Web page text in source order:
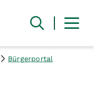
Bürgerportal